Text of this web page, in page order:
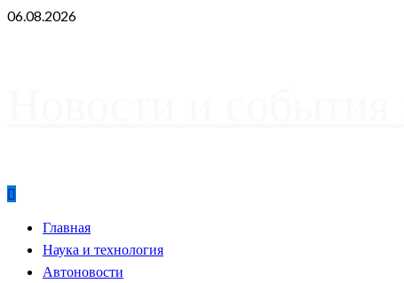
Skip
06.08.2026
PrimaryГлавная
Наука и технология
Автоновости